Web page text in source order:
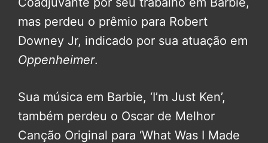
mas perdeu o prêmio para Robert
Downey Jr, indicado por sua atuação em
Oppenheimer.
Sua música em Barbie, ‘I’m Just Ken’,
também perdeu o Oscar de Melhor
Canção Original para ‘What Was I Made